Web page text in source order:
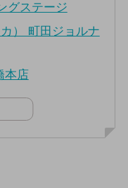
グステージ
） 町田ジョルナ
本店